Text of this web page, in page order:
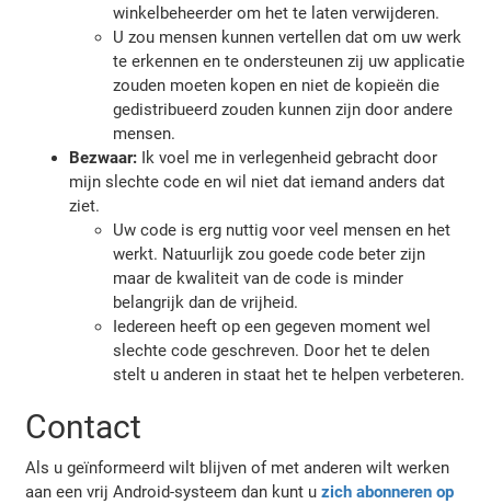
winkelbeheerder om het te laten verwijderen.
U zou mensen kunnen vertellen dat om uw werk
te erkennen en te ondersteunen zij uw applicatie
zouden moeten kopen en niet de kopieën die
gedistribueerd zouden kunnen zijn door andere
mensen.
Bezwaar: Ik voel me in verlegenheid gebracht door
mijn slechte code en wil niet dat iemand anders dat
ziet.
Uw code is erg nuttig voor veel mensen en het
werkt. Natuurlijk zou goede code beter zijn
maar de kwaliteit van de code is minder
belangrijk dan de vrijheid.
Iedereen heeft op een gegeven moment wel
slechte code geschreven. Door het te delen
stelt u anderen in staat het te helpen verbeteren.
Contact
Als u geïnformeerd wilt blijven of met anderen wilt werken
aan een vrij Android-systeem dan kunt uzich abonneren op